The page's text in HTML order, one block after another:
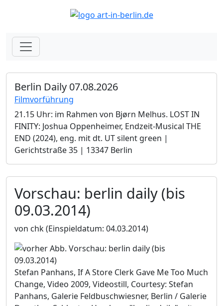
Berlin Daily 07.08.2026
Filmvorführung
21.15 Uhr: im Rahmen von Bjørn Melhus. LOST IN
FINITY: Joshua Oppenheimer, Endzeit-Musical THE
END (2024), eng. mit dt. UT silent green |
Gerichtstraße 35 | 13347 Berlin
Vorschau: berlin daily (bis
09.03.2014)
von chk(Einspieldatum: 04.03.2014)
Stefan Panhans, If A Store Clerk Gave Me Too Much
Change, Video 2009, Videostill, Courtesy: Stefan
Panhans, Galerie Feldbuschwiesner, Berlin / Galerie